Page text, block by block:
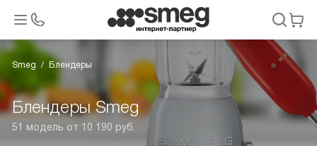
Smeg Блендеры
Блендеры Smeg
51 модель от 10 190 руб.